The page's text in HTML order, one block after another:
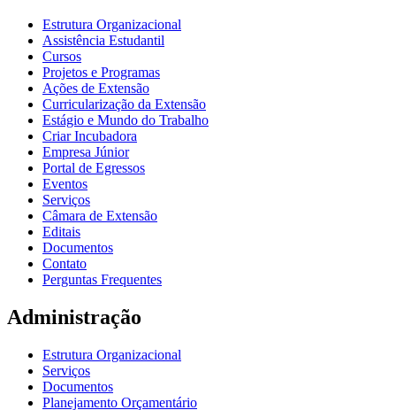
Estrutura Organizacional
Assistência Estudantil
Cursos
Projetos e Programas
Ações de Extensão
Curricularização da Extensão
Estágio e Mundo do Trabalho
Criar Incubadora
Empresa Júnior
Portal de Egressos
Eventos
Serviços
Câmara de Extensão
Editais
Documentos
Contato
Perguntas Frequentes
Administração
Estrutura Organizacional
Serviços
Documentos
Planejamento Orçamentário